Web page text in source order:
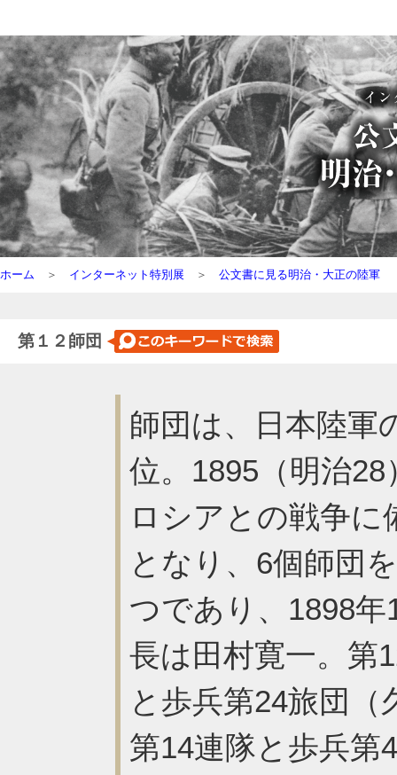
ホーム ＞ インターネット特別展 ＞ 公文書に見る明治・大正の陸軍
第１２師団
師団は、日本陸軍
位。1895（明治
ロシアとの戦争
となり、6個師団
つであり、1898
長は田村寛一。第
と歩兵第24旅団
第14連隊と歩兵第